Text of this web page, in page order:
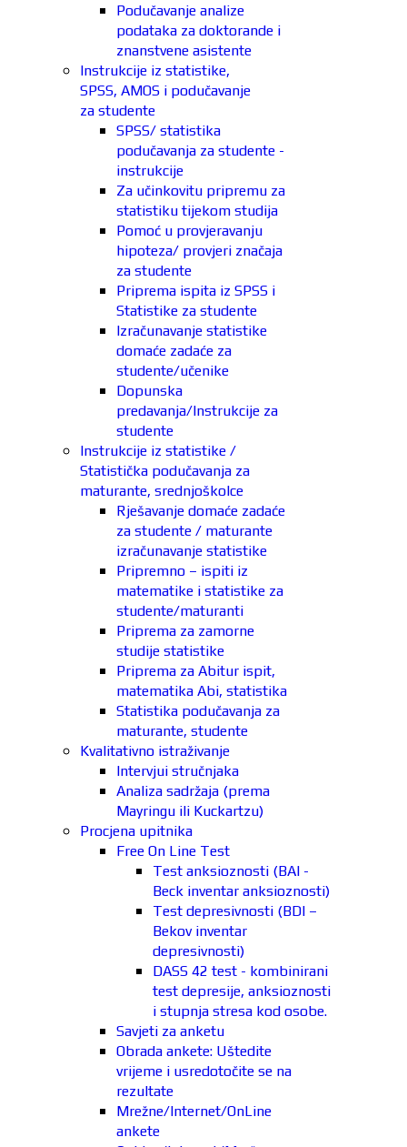
Podučavanje analize
podataka za doktorande i
znanstvene asistente
Instrukcije iz statistike,
SPSS, AMOS i podučavanje
za studente
SPSS/ statistika
podučavanja za studente -
instrukcije
Za učinkovitu pripremu za
statistiku tijekom studija
Pomoć u provjeravanju
hipoteza/ provjeri značaja
za studente
Priprema ispita iz SPSS i
Statistike za studente
Izračunavanje statistike
domaće zadaće za
studente/učenike
Dopunska
predavanja/Instrukcije za
studente
Instrukcije iz statistike /
Statistička podučavanja za
maturante, srednjoškolce
Rješavanje domaće zadaće
za studente / maturante
izračunavanje statistike
Pripremno – ispiti iz
matematike i statistike za
studente/maturanti
Priprema za zamorne
studije statistike
Priprema za Abitur ispit,
matematika Abi, statistika
Statistika podučavanja za
maturante, studente
Kvalitativno istraživanje
Intervjui stručnjaka
Analiza sadržaja (prema
Mayringu ili Kuckartzu)
Procjena upitnika
Free On Line Test
Test anksioznosti (BAI -
Beck inventar anksioznosti)
Test depresivnosti (BDI –
Bekov inventar
depresivnosti)
DASS 42 test - kombinirani
test depresije, anksioznosti
i stupnja stresa kod osobe.
Savjeti za anketu
Obrada ankete: Uštedite
vrijeme i usredotočite se na
rezultate
Mrežne/Internet/OnLine
ankete